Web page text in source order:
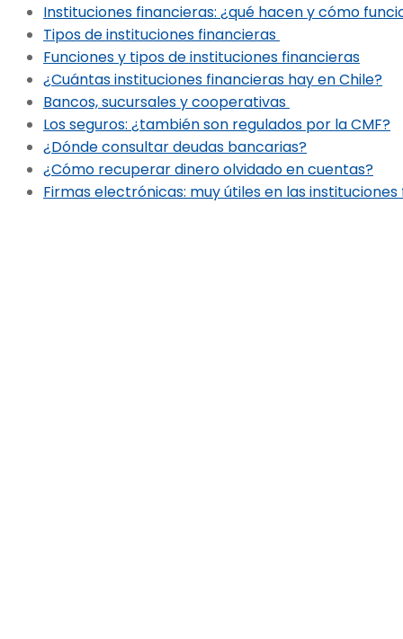
Instituciones financieras: ¿qué hacen y cómo
Tipos de instituciones financieras
Funciones y tipos de instituciones financieras
¿Cuántas instituciones financieras hay en Chile?
Bancos, sucursales y cooperativas
Los seguros: ¿también son regulados por la CMF?
¿Dónde consultar deudas bancarias?
¿Cómo recuperar dinero olvidado en cuentas?
Firmas electrónicas: muy útiles en las